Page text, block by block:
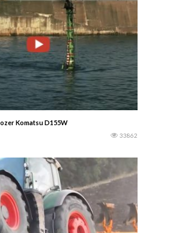
Komatsu D155W
33862